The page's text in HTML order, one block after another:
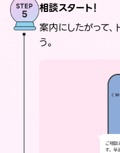
相談スタート！
案内にしたがって
う。